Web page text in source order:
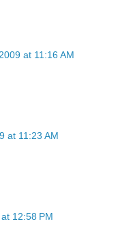
at 11:16 AM
at 11:23 AM
12:58 PM